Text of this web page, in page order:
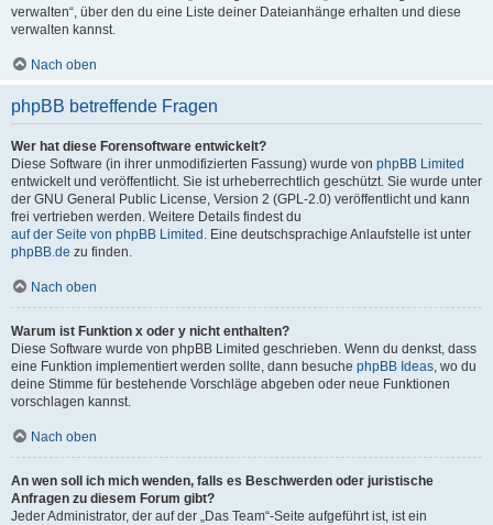
verwalten“, über den du eine Liste deiner Dateianhänge erhalten und diese
verwalten kannst.
Nach oben
phpBB betreffende Fragen
Wer hat diese Forensoftware entwickelt?
Diese Software (in ihrer unmodifizierten Fassung) wurde von phpBB Limited
entwickelt und veröffentlicht. Sie ist urheberrechtlich geschützt. Sie wurde unter
der GNU General Public License, Version 2 (GPL-2.0) veröffentlicht und kann
frei vertrieben werden. Weitere Details findest du
auf der Seite von phpBB Limited . Eine deutschsprachige Anlaufstelle ist unter
phpBB.de zu finden.
Nach oben
Warum ist Funktion x oder y nicht enthalten?
Diese Software wurde von phpBB Limited geschrieben. Wenn du denkst, dass
eine Funktion implementiert werden sollte, dann besuche phpBB Ideas, wo du
deine Stimme für bestehende Vorschläge abgeben oder neue Funktionen
vorschlagen kannst.
Nach oben
An wen soll ich mich wenden, falls es Beschwerden oder juristische
Anfragen zu diesem Forum gibt?
Jeder Administrator, der auf der „Das Team“-Seite aufgeführt ist, ist ein